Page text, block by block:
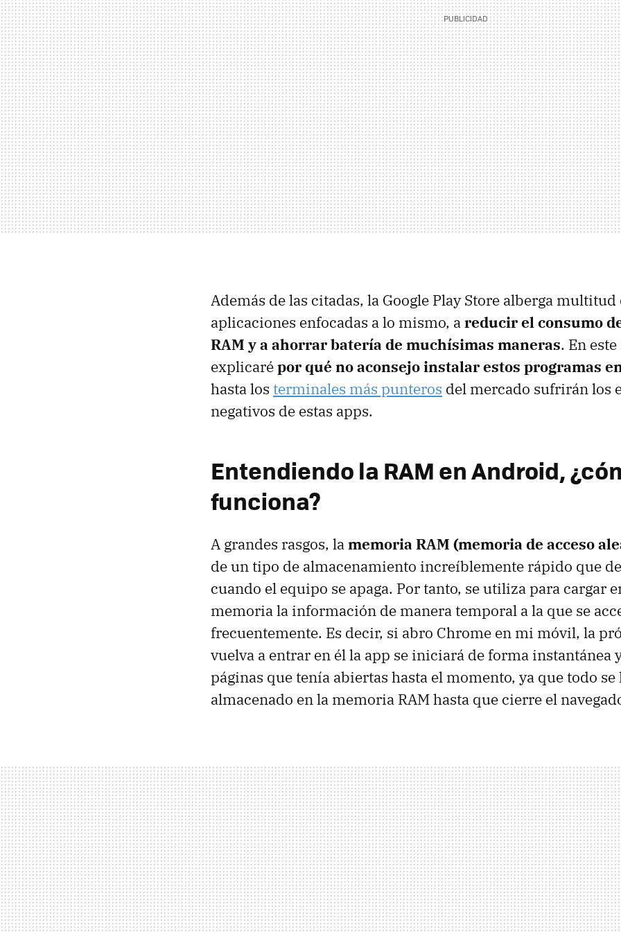
Además de las citadas, la Google Play Store alberga multitud
aplicaciones enfocadas a lo mismo, areducir el consumo
RAM y a ahorrar batería de muchísimas maneras. En
explicarépor qué no aconsejo instalar estos programas
hasta los terminales más punteros del mercado sufrirán los
negativos de estas apps.
Entendiendo la RAM en Android,
funciona?
A grandes rasgos, lamemoria RAM (memoria de acceso
de un tipo de almacenamiento increíblemente rápido que
cuando el equipo se apaga. Por tanto, se utiliza para cargar
memoria la información de manera temporal a la que se
frecuentemente. Es decir, si abro Chrome en mi móvil, la
vuelva a entrar en él la app se iniciará de forma instantánea
páginas que tenía abiertas hasta el momento, ya que todo se
almacenado en la memoria RAM hasta que cierre el